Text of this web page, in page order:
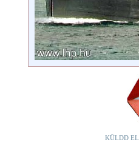
KÜLDD